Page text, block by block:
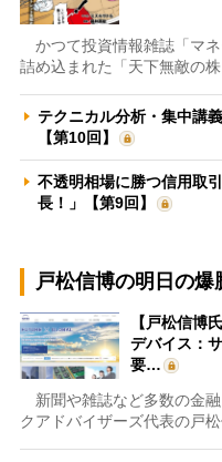
かつて投資情報雑誌「マ
詰め込まれた「天下無敵の
テクニカル分析・集中講
【第10回】
不透明相場に勝つ信用取
長！」【第9回】
戸松信博の明日の爆
【戸松信博
デバイス：
要…
新聞や雑誌など多数の金
クアドバイザーズ代表の戸